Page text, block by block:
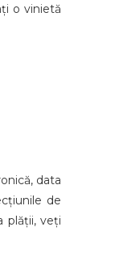
o vinietă
data
de
plății, veți